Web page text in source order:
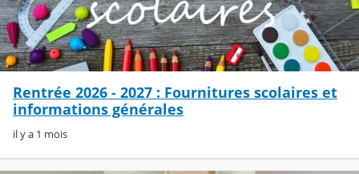
Rentrée 2026 - 2027 : Fournitures scolaires et
informations générales
il y a 1 mois